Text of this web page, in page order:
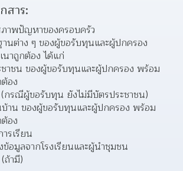
สาร:
าพปัญหาของครอบครัว
านต่าง ๆ ของผู้ขอรับทุนและผู้ปกครอง
าถูกต้อง ได้แก่
ชาชน ของผู้ขอรับทุนและผู้ปกครอง พร้อม
อง
กรณีผู้ขอรับทุน ยังไม่มีบัตรประชาชน)
บ้าน ของผู้ขอรับทุนและผู้ปกครอง พร้อม
อง
รเรียน
ข้อมูลจากโรงเรียนและผู้นำชุมชน
ถ้ามี)